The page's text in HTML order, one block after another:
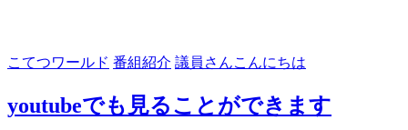
こてつワールド 番組紹介 議員さんこんにちは
youtubeでも見ることができます